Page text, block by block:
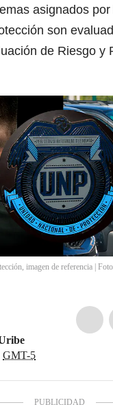
asignados
son
de Riesgo y
imagen de referencia |
GMT-5